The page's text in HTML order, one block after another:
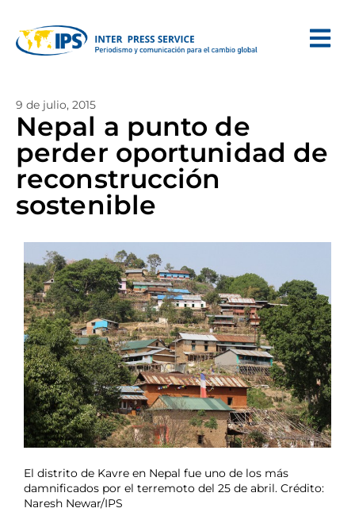
9 de julio, 2015
Nepal a punto de
perder oportunidad de
reconstrucción
sostenible
El distrito de Kavre en Nepal fue uno de los más
damnificados por el terremoto del 25 de abril. Crédito:
Naresh Newar/IPS